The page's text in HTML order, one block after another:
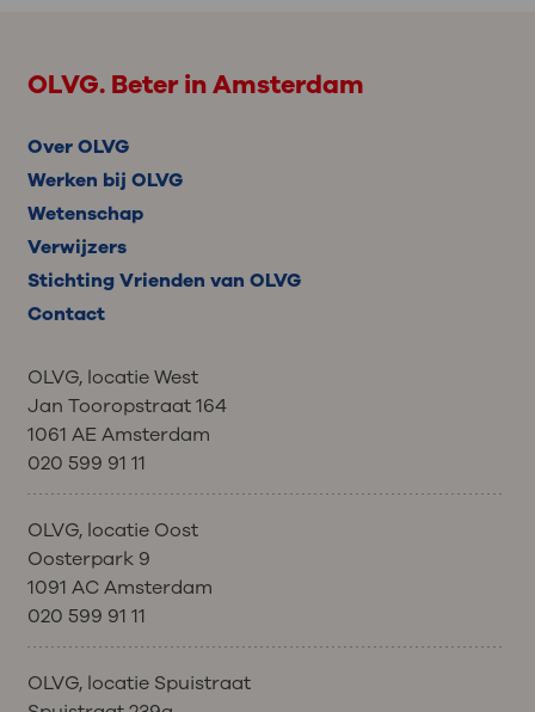
OLVG. Beter in Amsterdam
Over OLVG
Werken bij OLVG
Wetenschap
Verwijzers
Stichting Vrienden van OLVG
Contact
OLVG, locatie West
Jan Tooropstraat 164
1061 AE Amsterdam
020 599 91 11
OLVG, locatie Oost
Oosterpark 9
1091 AC Amsterdam
020 599 91 11
OLVG, locatie Spuistraat